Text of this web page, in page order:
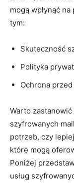
mogą wpłynąć
tym:
Skuteczność
Polityka
Ochrona
Warto zastanowić
szyfrowanych
potrzeb, czy
które mogą
Poniżej
usług